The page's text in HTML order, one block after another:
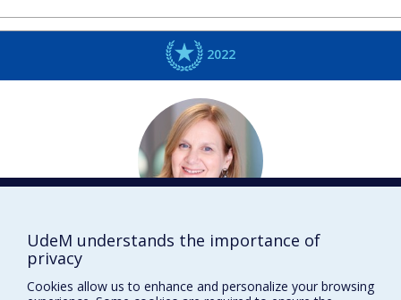
2022
Sophie BERGERON
UdeM understands the importance of
privacy
Cookies allow us to enhance and personalize your browsing